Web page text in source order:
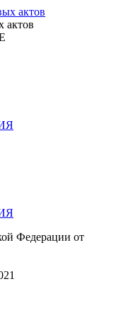
актов
Федерации от